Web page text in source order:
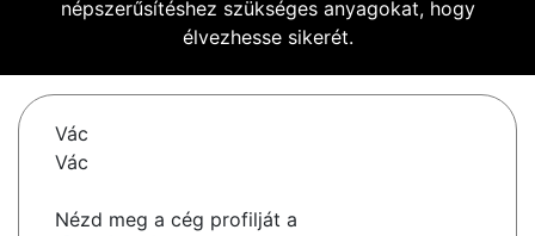
népszerűsítéshez szükséges anyagokat, hogy
élvezhesse sikerét.
Vác
Vác
Nézd meg a cég profilját a